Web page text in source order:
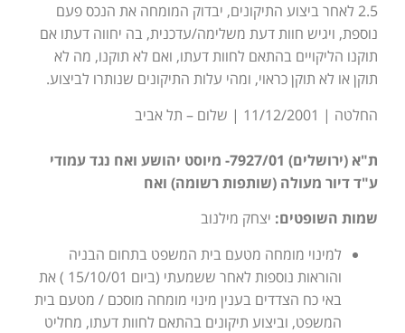
2.5 לאחר ביצוע התיקונים, יבדוק המומחה את הנכס פעם
נוספת, ויגיש חוות דעת משלימה/עדכנית, בה יחווה דעתו אם
תוקנו הליקויים בהתאם לחוות דעתו, ואם לא תוקנו, מה לא
תוקן או לא תוקן כראוי, ומהי עלות התיקונים שנותרו לביצוע.
החלטה | 11/12/2001 | שלום – תל אביב
ת"א (ירושלים) 7927/01- מיוסט יהושע ואח נגד עמודי
ע"ד דיור מעולה (שותפות רשומה) ואח
שמות השופטים: יצחק מילנוב
למינוי מומחה מטעם בית המשפט בתחום הבניה
והוראות נוספות לאחר ששמעתי (ביום 15/10/01 ) את
באי כח הצדדים בענין מינוי מומחה מוסכם / מטעם בית
המשפט, וביצוע תיקונים בהתאם לחוות דעתו, מחליט